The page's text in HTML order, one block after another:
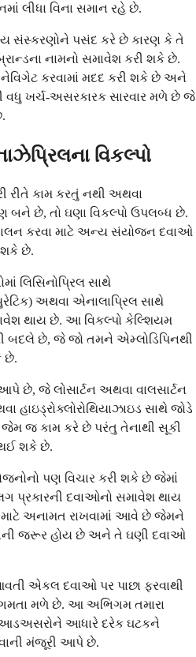
લીધા વિના સમાન રહે છે.
સંસ્કરણોને પસંદ કરે છે કારણ કે તે
નામનો સમાવેશ કરી શકે છે.
કરવામાં મદદ કરી શકે છે અને
વધુ ખર્ચ-અસરકારક સારવાર મળે છે જે
વિકલ્પો
રીતે કામ કરતું નથી અથવા
છે, તો ઘણા વિકલ્પો ઉપલબ્ધ છે.
કરવા માટે અન્ય સંયોજન દવાઓ
શકે છે.
લિસિનોપ્રિલ સાથે
અથવા એનાલાપ્રિલ સાથે
થાય છે. આ વિકલ્પો કેલ્શિયમ
બદલે છે, જે જો તમને એમ્લોડિપિનથી
છે.
છે, જે લોસાર્ટન અથવા વાલસાર્ટન
હાઇડ્રોક્લોરોથિયાઝાઇડ સાથે જોડે
જ કામ કરે છે પરંતુ તેનાથી સૂકી
શકે છે.
પણ વિચાર કરી શકે છે જેમાં
દવાઓનો સમાવેશ થાય
માટે અનામત રાખવામાં આવે છે જેમને
જરૂર હોય છે અને તે ઘણી દવાઓ
એકલ દવાઓ પર પાછા ફરવાથી
મળે છે. આ અભિગમ તમારા
આડઅસરોને આધારે દરેક ઘટકને
મંજૂરી આપે છે.